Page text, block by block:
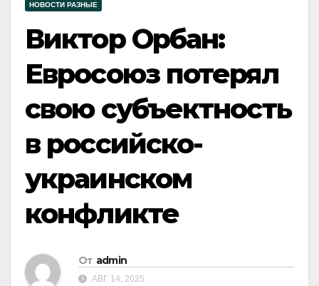
НОВОСТИ РАЗНЫЕ
Виктор Орбан:
Евросоюз потерял
свою субъектность
в российско-
украинском
конфликте
От admin
АВГ 14, 2025